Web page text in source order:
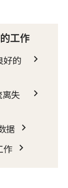
工作
好的
失
据
作